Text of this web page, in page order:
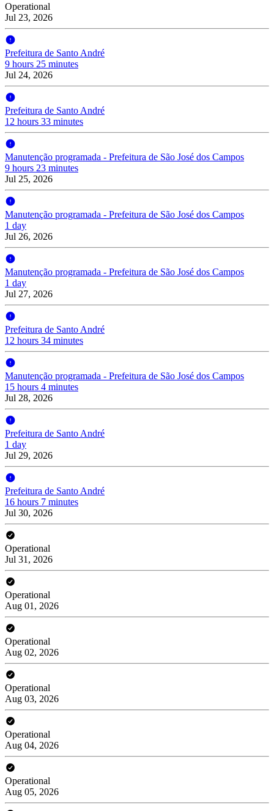
Operational
Jul 23, 2026
Prefeitura de Santo André
9 hours 25 minutes
Jul 24, 2026
Prefeitura de Santo André
12 hours 33 minutes
Manutenção programada - Prefeitura de São José dos Campos
9 hours 23 minutes
Jul 25, 2026
Manutenção programada - Prefeitura de São José dos Campos
1 day
Jul 26, 2026
Manutenção programada - Prefeitura de São José dos Campos
1 day
Jul 27, 2026
Prefeitura de Santo André
12 hours 34 minutes
Manutenção programada - Prefeitura de São José dos Campos
15 hours 4 minutes
Jul 28, 2026
Prefeitura de Santo André
1 day
Jul 29, 2026
Prefeitura de Santo André
16 hours 7 minutes
Jul 30, 2026
Operational
Jul 31, 2026
Operational
Aug 01, 2026
Operational
Aug 02, 2026
Operational
Aug 03, 2026
Operational
Aug 04, 2026
Operational
Aug 05, 2026